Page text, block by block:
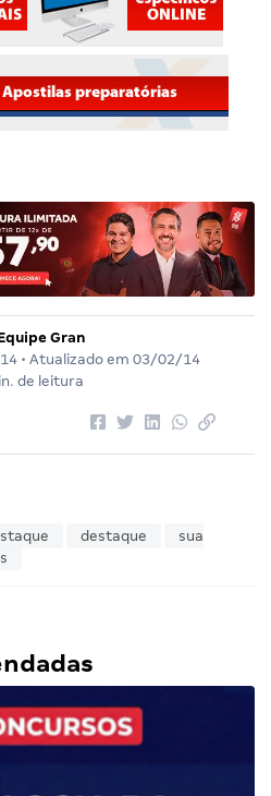
Gran
• Atualizado em 03/02/14
de leitura
destaque
sua